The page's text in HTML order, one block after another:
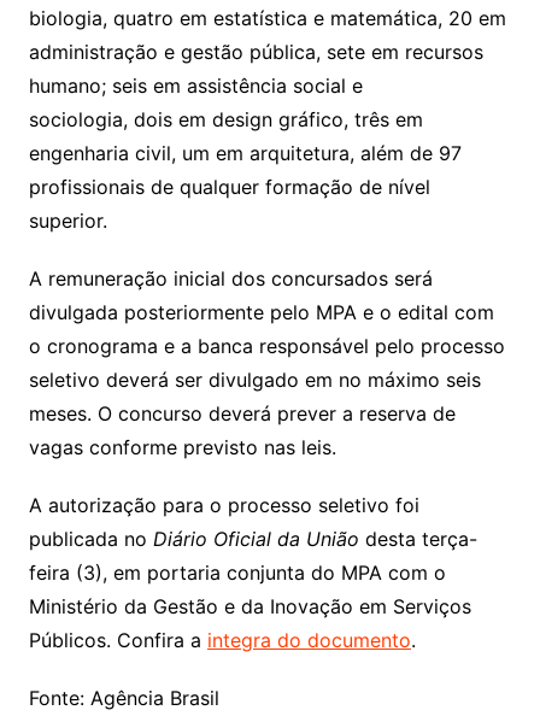
biologia, quatro em estatística e matemática, 20 em
administração e gestão pública, sete em recursos
humano; seis em assistência social e
sociologia, dois em design gráfico, três em
engenharia civil, um em arquitetura, além de 97
profissionais de qualquer formação de nível
superior.
A remuneração inicial dos concursados será
divulgada posteriormente pelo MPA e o edital com
o cronograma e a banca responsável pelo processo
seletivo deverá ser divulgado em no máximo seis
meses. O concurso deverá prever a reserva de
vagas conforme previsto nas leis.
A autorização para o processo seletivo foi
publicada no Diário Oficial da União desta terça-
feira (3), em portaria conjunta do MPA com o
Ministério da Gestão e da Inovação em Serviços
Públicos. Confira a integra do documento.
Fonte: Agência Brasil